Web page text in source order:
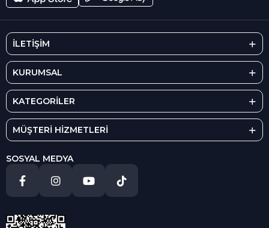
İLETİŞİM
KURUMSAL
KATEGORİLER
MÜŞTERİ HİZMETLERİ
SOSYAL MEDYA